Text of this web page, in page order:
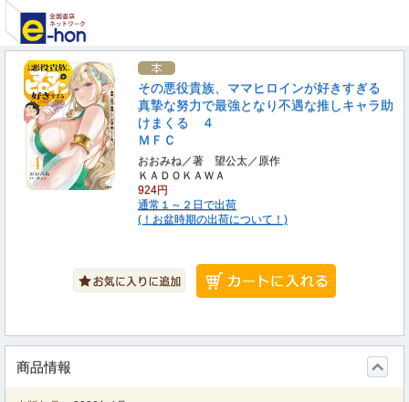
その悪役貴族、ママヒロインが好きすぎる
真摯な努力で最強となり不遇な推しキャラ助
けまくる ４
ＭＦＣ
おおみね／著 望公太／原作
ＫＡＤＯＫＡＷＡ
924円
通常１～２日で出荷
(！お盆時期の出荷について！)
商品情報